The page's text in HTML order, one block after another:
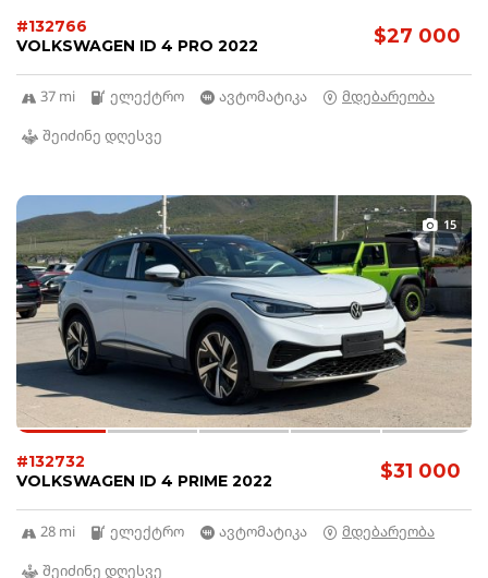
$27 000
#132766
VOLKSWAGEN ID 4 PRO 2022
37 mi ელექტრო ავტომატიკა
მდებარეობა
შეიძინე დღესვე
15
$31 000
#132732
VOLKSWAGEN ID 4 PRIME 2022
28 mi ელექტრო ავტომატიკა
მდებარეობა
შეიძინე დღესვე